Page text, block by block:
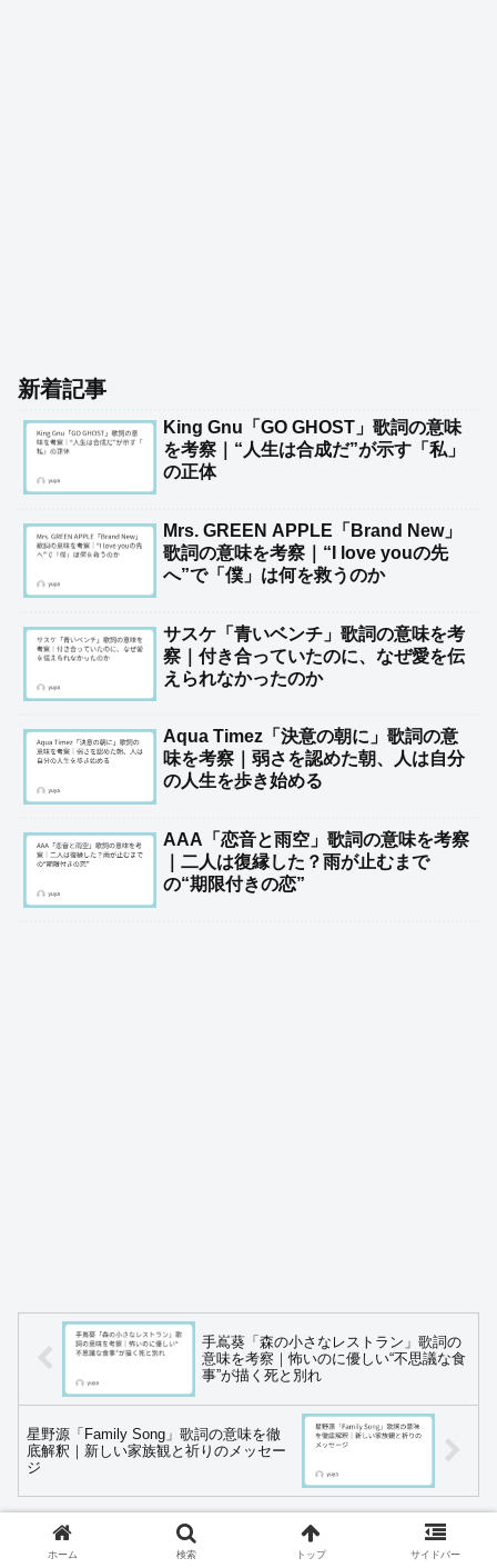
新着記事
King Gnu「GO GHOST」歌詞の意味
を考察｜“人生は合成だ”が示す「私」
の正体
Mrs. GREEN APPLE「Brand New」
歌詞の意味を考察｜“I love youの先
へ”で「僕」は何を救うのか
サスケ「青いベンチ」歌詞の意味を考
察｜付き合っていたのに、なぜ愛を伝
えられなかったのか
Aqua Timez「決意の朝に」歌詞の意
味を考察｜弱さを認めた朝、人は自分
の人生を歩き始める
AAA「恋音と雨空」歌詞の意味を考察
｜二人は復縁した？雨が止むまで
の“期限付きの恋”
手嶌葵「森の小さなレストラン」歌詞の
意味を考察｜怖いのに優しい“不思議な食
事”が描く死と別れ
星野源「Family Song」歌詞の意味を徹
底解釈｜新しい家族観と祈りのメッセー
ジ
ホーム 斉藤和義
ホーム 検索 トップ サイドバー